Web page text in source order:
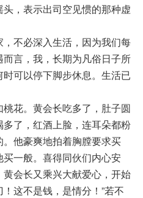
，表示出司空见惯的那种虚
不必深入生活，因为我们每
言，我，长期为凡俗日子所
可以停下脚步休息。生活已
花。黄会长吃多了，肚子圆
了，红酒上脸，连耳朵都粉
他豪爽地拍着胸膛要求买
一般。喜得同伙们内心安
会长又乘兴大献爱心，开始
这不是钱，是情分！”若不